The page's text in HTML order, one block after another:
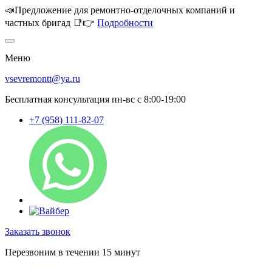
📣Предложение для ремонтно-отделочных компаний и
частных бригад 📑👉 Подробности
Меню
vsevremontt@ya.ru
Бесплатная консультация пн-вс с 8:00-19:00
+7 (958) 111-82-07
Заказать звонок
Перезвоним в течении 15 минут